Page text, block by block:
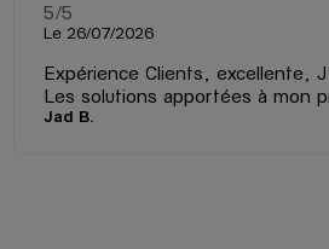
5/5
Le 26/07/2026
Expérience Clients, excellente,
Les solutions apportées à mon
l’expertise des deux vendeuses,
Jad B.